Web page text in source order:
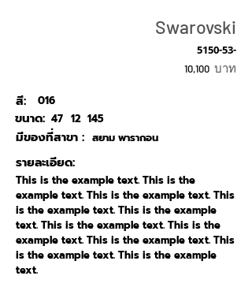
Swarovski
5150-53-
10,100 บาท
สี:
016
47
ขนาด: 12 145
สยาม พารากอน
มีของที่สาขา :
รายละเอียด:
This is the example text. This is the
example text. This is the example text. This
is the example text. This is the example
text. This is the example text. This is the
example text. This is the example text. This
is the example text. This is the example
text.